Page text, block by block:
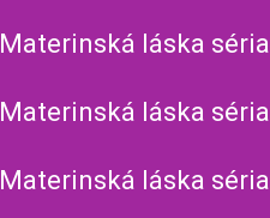
Materinská láska
Materinská láska
Materinská láska